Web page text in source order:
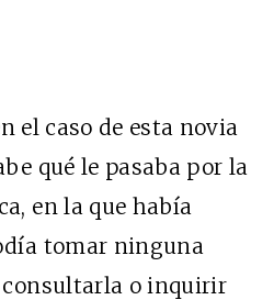
el caso de esta novia
qué le pasaba por la
en la que había
tomar ninguna
o inquirir